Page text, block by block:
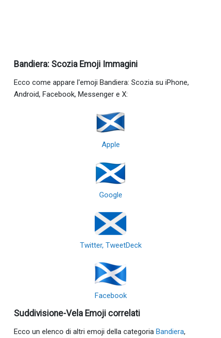
Bandiera: Scozia Emoji Immagini
Ecco come appare l'emoji Bandiera: Scozia su iPhone,
Android, Facebook, Messenger e X:
Apple
Google
Twitter, TweetDeck
Facebook
Suddivisione-Vela Emoji correlati
Ecco un elenco di altri emoji della categoria Bandiera,